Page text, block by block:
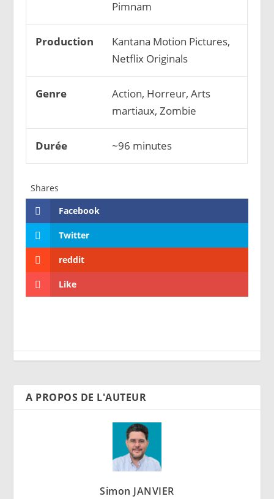
Pimnam
Production
Kantana Motion Pictures,
Netflix Originals
Genre
Action, Horreur, Arts
martiaux, Zombie
Durée ~96 minutes
Shares
Facebook
Twitter
reddit
Like
A PROPOS DE L'AUTEUR
Simon JANVIER